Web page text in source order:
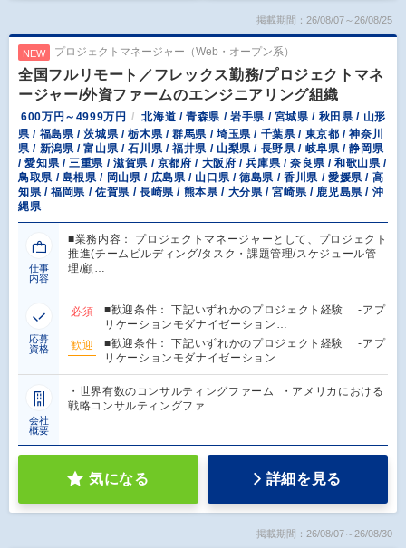
掲載期間：26/08/07～26/08/25
NEW プロジェクトマネージャー（Web・オープン系）
全国フルリモート／フレックス勤務/プロジェクトマネ
ージャー/外資ファームのエンジニアリング組織
600万円～4999万円
北海道 / 青森県 / 岩手県 / 宮城県 / 秋田県 / 山形
県 / 福島県 / 茨城県 / 栃木県 / 群馬県 / 埼玉県 / 千葉県 / 東京都 / 神奈川
県 / 新潟県 / 富山県 / 石川県 / 福井県 / 山梨県 / 長野県 / 岐阜県 / 静岡県
/ 愛知県 / 三重県 / 滋賀県 / 京都府 / 大阪府 / 兵庫県 / 奈良県 / 和歌山県 /
鳥取県 / 島根県 / 岡山県 / 広島県 / 山口県 / 徳島県 / 香川県 / 愛媛県 / 高
知県 / 福岡県 / 佐賀県 / 長崎県 / 熊本県 / 大分県 / 宮崎県 / 鹿児島県 / 沖
縄県
仕事
内容
■業務内容： プロジェクトマネージャーとして、プロジェクト
推進(チームビルディング/タスク・課題管理/スケジュール管
理/顧…
応募
資格
必須
■歓迎条件： 下記いずれかのプロジェクト経験 -アプ
リケーションモダナイゼーション…
歓迎
■歓迎条件： 下記いずれかのプロジェクト経験 -アプ
リケーションモダナイゼーション…
会社
概要
・世界有数のコンサルティングファーム ・アメリカにおける
戦略コンサルティングファ…
気になる 詳細を見る
掲載期間：26/08/07～26/08/30